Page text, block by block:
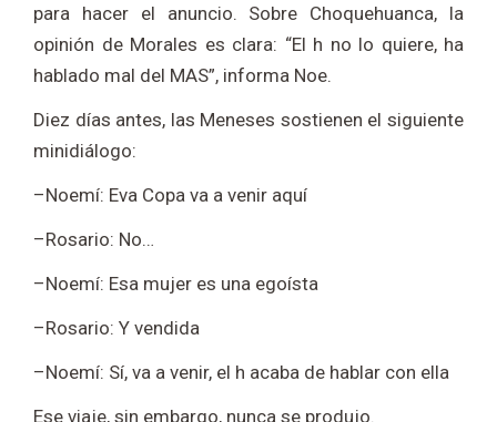
para hacer el anuncio. Sobre Choquehuanca, la
opinión de Morales es clara: “El h no lo quiere, ha
hablado mal del MAS”, informa Noe.
Diez días antes, las Meneses sostienen el siguiente
minidiálogo:
–Noemí: Eva Copa va a venir aquí
–Rosario: No…
–Noemí: Esa mujer es una egoísta
–Rosario: Y vendida
–Noemí: Sí, va a venir, el h acaba de hablar con ella
Ese viaje, sin embargo, nunca se produjo.